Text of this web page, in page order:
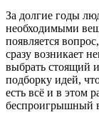
За долгие годы
необходимыми
появляется
сразу возникает
выбрать стоящий
подборку идей,
есть всё и в этом
беспроигрышный